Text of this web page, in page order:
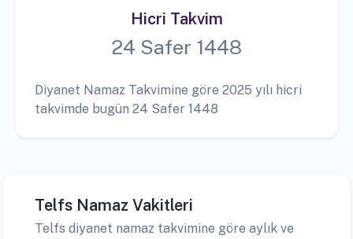
Hicri Takvim
24 Safer 1448
Diyanet Namaz Takvimine göre 2025 yılı hicri
takvimde bugün 24 Safer 1448
Telfs Namaz Vakitleri
Telfs diyanet namaz takvimine göre aylık ve